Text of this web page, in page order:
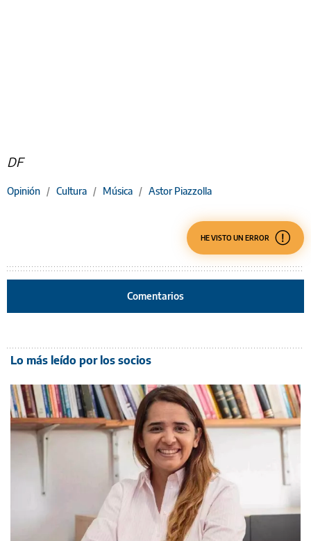
DF
Opinión / Cultura / Música / Astor Piazzolla
HE VISTO UN ERROR
Comentarios
Lo más leído por los socios